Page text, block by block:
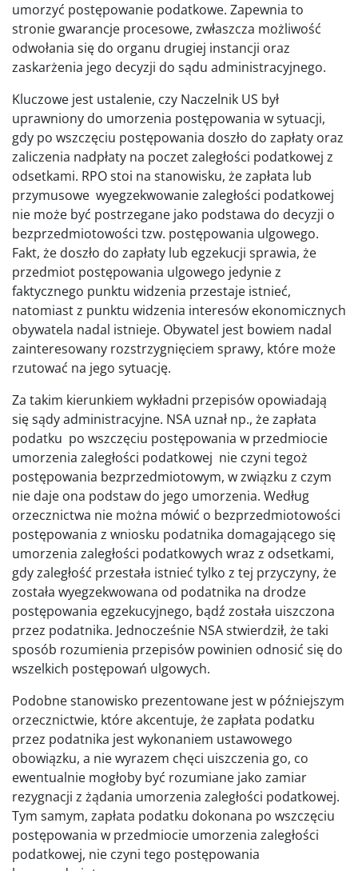
umorzyć postępowanie podatkowe. Zapewnia to
stronie gwarancje procesowe, zwłaszcza możliwość
odwołania się do organu drugiej instancji oraz
zaskarżenia jego decyzji do sądu administracyjnego.
Kluczowe jest ustalenie, czy Naczelnik US był
uprawniony do umorzenia postępowania w sytuacji,
gdy po wszczęciu postępowania doszło do zapłaty oraz
zaliczenia nadpłaty na poczet zaległości podatkowej z
odsetkami. RPO stoi na stanowisku, że zapłata lub
przymusowe wyegzekwowanie zaległości podatkowej
nie może być postrzegane jako podstawa do decyzji o
bezprzedmiotowości tzw. postępowania ulgowego.
Fakt, że doszło do zapłaty lub egzekucji sprawia, że
przedmiot postępowania ulgowego jedynie z
faktycznego punktu widzenia przestaje istnieć,
natomiast z punktu widzenia interesów ekonomicznych
obywatela nadal istnieje. Obywatel jest bowiem nadal
zainteresowany rozstrzygnięciem sprawy, które może
rzutować na jego sytuację.
Za takim kierunkiem wykładni przepisów opowiadają
się sądy administracyjne. NSA uznał np., że zapłata
podatku po wszczęciu postępowania w przedmiocie
umorzenia zaległości podatkowej nie czyni tegoż
postępowania bezprzedmiotowym, w związku z czym
nie daje ona podstaw do jego umorzenia. Według
orzecznictwa nie można mówić o bezprzedmiotowości
postępowania z wniosku podatnika domagającego się
umorzenia zaległości podatkowych wraz z odsetkami,
gdy zaległość przestała istnieć tylko z tej przyczyny, że
została wyegzekwowana od podatnika na drodze
postępowania egzekucyjnego, bądź została uiszczona
przez podatnika. Jednocześnie NSA stwierdził, że taki
sposób rozumienia przepisów powinien odnosić się do
wszelkich postępowań ulgowych.
Podobne stanowisko prezentowane jest w późniejszym
orzecznictwie, które akcentuje, że zapłata podatku
przez podatnika jest wykonaniem ustawowego
obowiązku, a nie wyrazem chęci uiszczenia go, co
ewentualnie mogłoby być rozumiane jako zamiar
rezygnacji z żądania umorzenia zaległości podatkowej.
Tym samym, zapłata podatku dokonana po wszczęciu
postępowania w przedmiocie umorzenia zaległości
podatkowej, nie czyni tego postępowania